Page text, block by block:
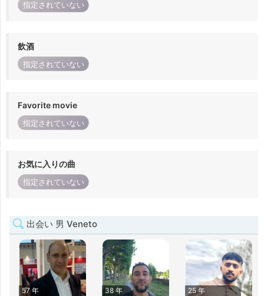
指定されていない
飲酒
指定されていない
Favorite movie
指定されていない
お気に入りの曲
指定されていない
出会い 男 Veneto
57 年
38 年
25 年